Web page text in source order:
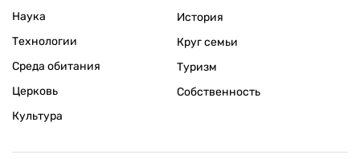
Наука
Технологии
Среда обитания
Церковь
Культура
История
Круг семьи
Туризм
Собственность